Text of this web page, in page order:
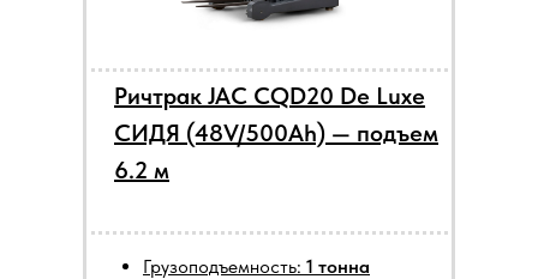
Ричтрак JAC CQD20 De Luxe
СИДЯ (48V/500Ah) — подъем
6.2 м
Грузоподъемность: 1 тонна